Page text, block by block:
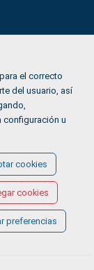
el correcto
del usuario, así
configuración u
cookies
cookies
preferencias